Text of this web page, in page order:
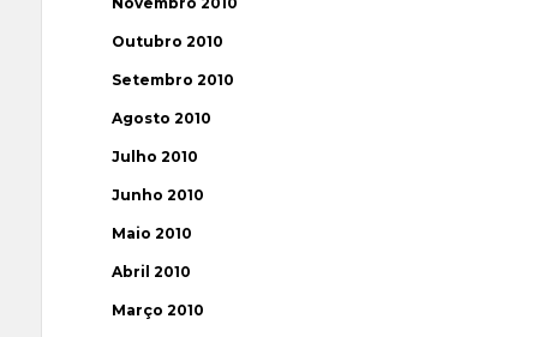
Outubro 2010
Setembro 2010
Agosto 2010
Julho 2010
Junho 2010
Maio 2010
Abril 2010
Março 2010